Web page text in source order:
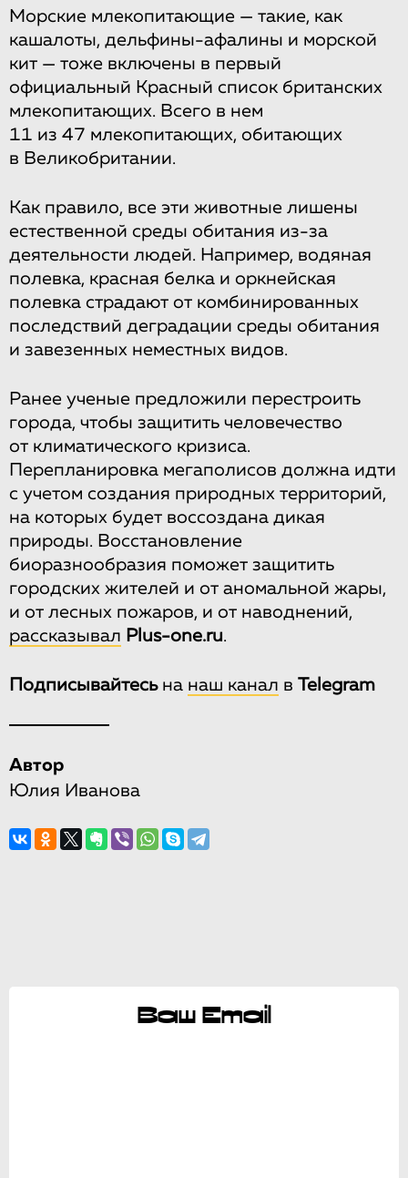
Морские млекопитающие — такие, как
кашалоты, дельфины-афалины и морской
кит — тоже включены в первый
официальный Красный список британских
млекопитающих. Всего в нем
11 из 47 млекопитающих, обитающих
в Великобритании.
Как правило, все эти животные лишены
естественной среды обитания из-за
деятельности людей. Например, водяная
полевка, красная белка и оркнейская
полевка страдают от комбинированных
последствий деградации среды обитания
и завезенных неместных видов.
Ранее ученые предложили перестроить
города, чтобы защитить человечество
от климатического кризиса.
Перепланировка мегаполисов должна идти
с учетом создания природных территорий,
на которых будет воссоздана дикая
природы. Восстановление
биоразнообразия поможет защитить
городских жителей и от аномальной жары,
и от лесных пожаров, и от наводнений,
рассказывал Plus-one.ru.
Подписывайтесьна наш канал в Telegram
Автор
Юлия Иванова
Ваш Email